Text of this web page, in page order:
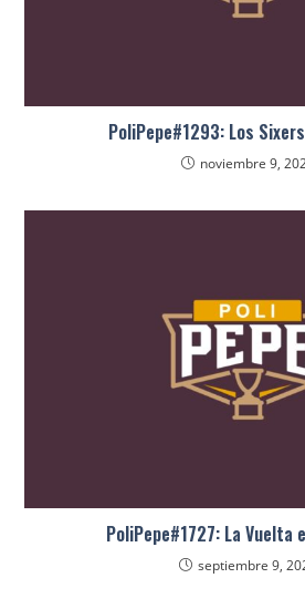
PoliPepe#1293: Los
noviembre 9,
PoliPepe#1727: La Vuelta
septiembre 9,